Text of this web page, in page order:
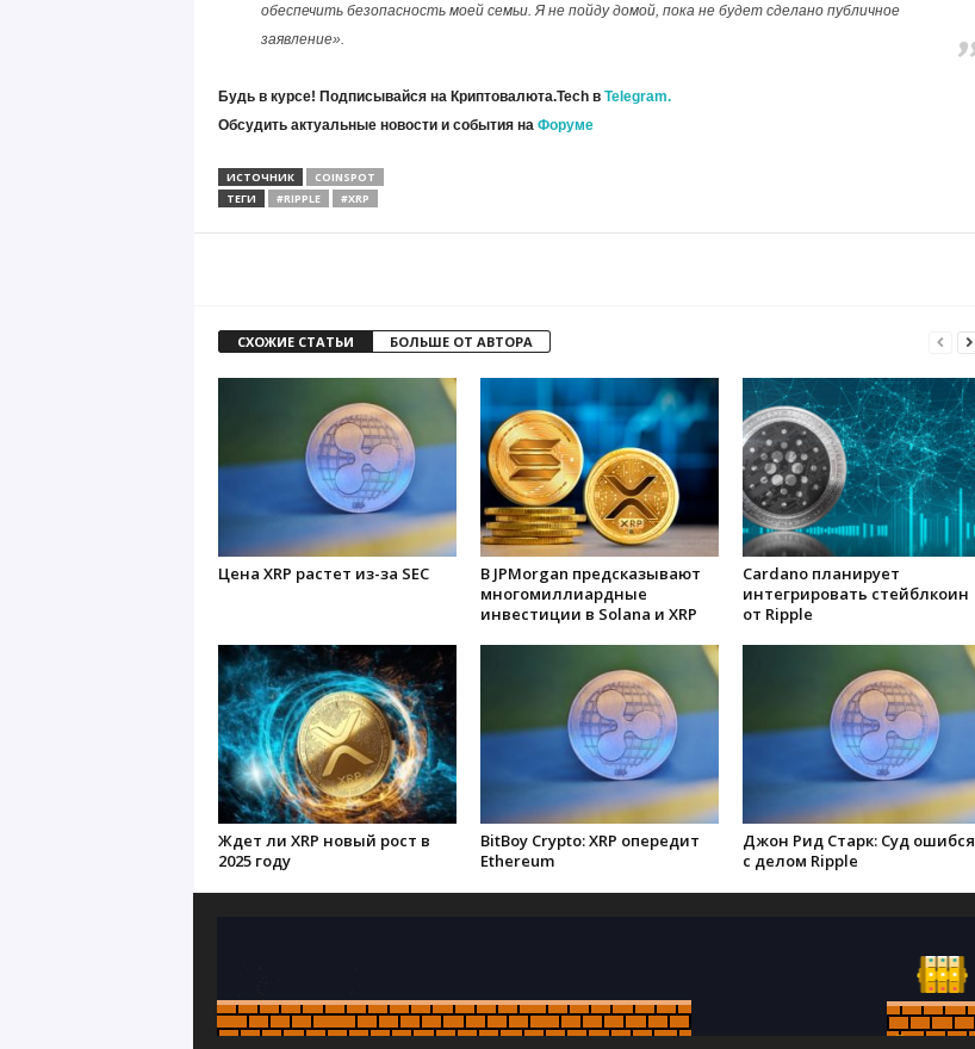
обеспечить безопасность моей семьи. Я не пойду домой, пока не будет сделано публичное
заявление».
Будь в курсе! Подписывайся на Криптовалюта.Tech в Telegram.
Обсудить актуальные новости и события на Форуме
ИСТОЧНИК
COINSPOT
ТЕГИ
#RIPPLE #XRP
СХОЖИЕ СТАТЬИ БОЛЬШЕ ОТ АВТОРА
Цена XRP растет из-за SEC
В JPMorgan предсказывают
многомиллиардные
инвестиции в Solana и XRP
Cardano планирует
интегрировать стейблкоин
от Ripple
Ждет ли XRP новый рост в
2025 году
BitBoy Crypto: XRP опередит
Ethereum
Джон Рид Старк: Суд ошибся
с делом Ripple